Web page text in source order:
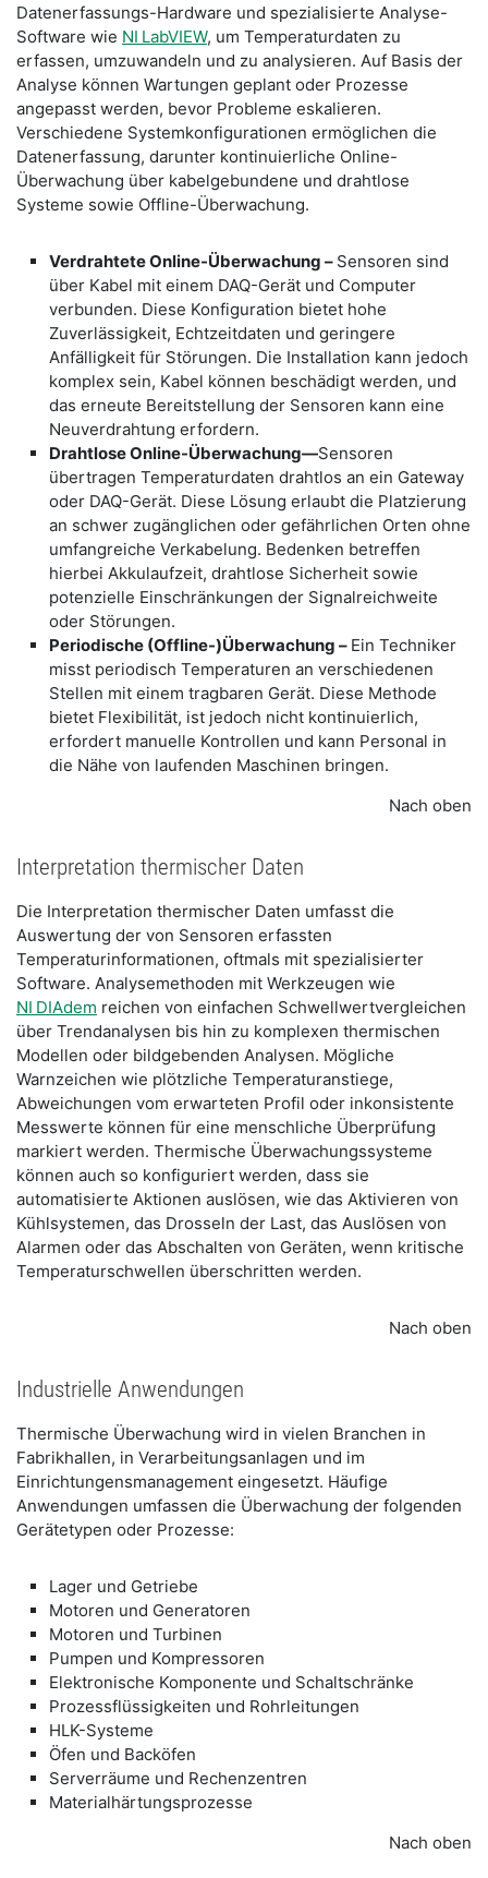
Datenerfassungs-Hardware und spezialisierte Analyse-
Software wie NI LabVIEW, um Temperaturdaten zu
erfassen, umzuwandeln und zu analysieren. Auf Basis der
Analyse können Wartungen geplant oder Prozesse
angepasst werden, bevor Probleme eskalieren.
Verschiedene Systemkonfigurationen ermöglichen die
Datenerfassung, darunter kontinuierliche Online-
Überwachung über kabelgebundene und drahtlose
Systeme sowie Offline-Überwachung.
Verdrahtete Online-Überwachung – Sensoren sind
über Kabel mit einem DAQ-Gerät und Computer
verbunden. Diese Konfiguration bietet hohe
Zuverlässigkeit, Echtzeitdaten und geringere
Anfälligkeit für Störungen. Die Installation kann jedoch
komplex sein, Kabel können beschädigt werden, und
das erneute Bereitstellung der Sensoren kann eine
Neuverdrahtung erfordern.
Drahtlose Online-Überwachung—Sensoren
übertragen Temperaturdaten drahtlos an ein Gateway
oder DAQ-Gerät. Diese Lösung erlaubt die Platzierung
an schwer zugänglichen oder gefährlichen Orten ohne
umfangreiche Verkabelung. Bedenken betreffen
hierbei Akkulaufzeit, drahtlose Sicherheit sowie
potenzielle Einschränkungen der Signalreichweite
oder Störungen.
Periodische (Offline-)Überwachung – Ein Techniker
misst periodisch Temperaturen an verschiedenen
Stellen mit einem tragbaren Gerät. Diese Methode
bietet Flexibilität, ist jedoch nicht kontinuierlich,
erfordert manuelle Kontrollen und kann Personal in
die Nähe von laufenden Maschinen bringen.
Nach oben
Interpretation thermischer Daten
Die Interpretation thermischer Daten umfasst die
Auswertung der von Sensoren erfassten
Temperaturinformationen, oftmals mit spezialisierter
Software. Analysemethoden mit Werkzeugen wie
NI DIAdem reichen von einfachen Schwellwertvergleichen
über Trendanalysen bis hin zu komplexen thermischen
Modellen oder bildgebenden Analysen. Mögliche
Warnzeichen wie plötzliche Temperaturanstiege,
Abweichungen vom erwarteten Profil oder inkonsistente
Messwerte können für eine menschliche Überprüfung
markiert werden. Thermische Überwachungssysteme
können auch so konfiguriert werden, dass sie
automatisierte Aktionen auslösen, wie das Aktivieren von
Kühlsystemen, das Drosseln der Last, das Auslösen von
Alarmen oder das Abschalten von Geräten, wenn kritische
Temperaturschwellen überschritten werden.
Nach oben
Industrielle Anwendungen
Thermische Überwachung wird in vielen Branchen in
Fabrikhallen, in Verarbeitungsanlagen und im
Einrichtungensmanagement eingesetzt. Häufige
Anwendungen umfassen die Überwachung der folgenden
Gerätetypen oder Prozesse:
Lager und Getriebe
Motoren und Generatoren
Motoren und Turbinen
Pumpen und Kompressoren
Elektronische Komponente und Schaltschränke
Prozessflüssigkeiten und Rohrleitungen
HLK-Systeme
Öfen und Backöfen
Serverräume und Rechenzentren
Materialhärtungsprozesse
Nach oben